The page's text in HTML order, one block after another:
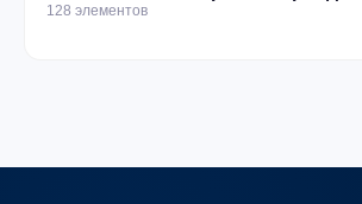
128 элементов